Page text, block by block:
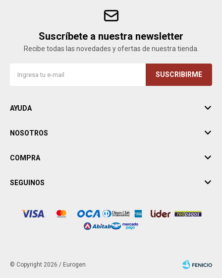
Suscríbete a nuestra newsletter
Recibe todas las novedades y ofertas de nuestra tienda.
SUSCRIBIRME
AYUDA
NOSOTROS
COMPRA
SEGUINOS
© Copyright 2026 / Eurogen